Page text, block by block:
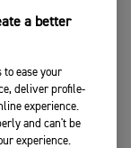
a better
to ease your
deliver profile-
experience.
and can't be
experience.